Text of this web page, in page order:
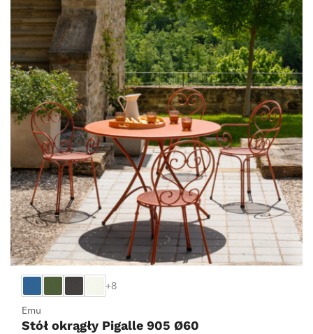
+8
Emu
Stół okrągły Pigalle 905 Ø60